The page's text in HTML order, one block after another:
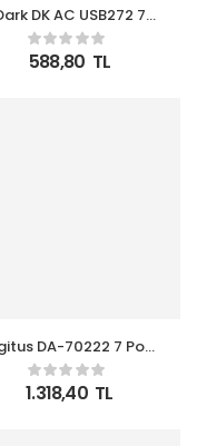
DK AC USB272 7
Port Anahtarlı USB2.0
HUB
588,80 TL
DA-70222 7 Port
Hub, USB 2.0, siyah-
gümüş renk, güç
adaptörlü, plastik
1.318,40 TL